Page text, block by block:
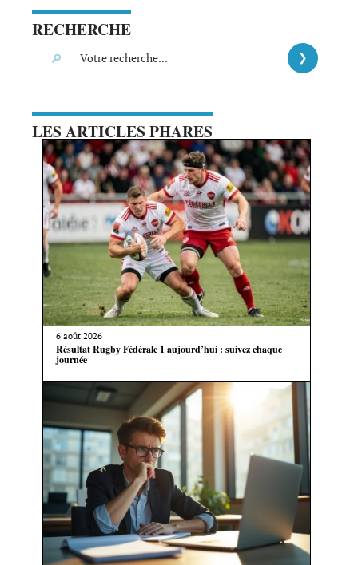
RECHERCHE
LES ARTICLES PHARES
6 août 2026
Résultat Rugby Fédérale 1 aujourd’hui : suivez chaque
journée